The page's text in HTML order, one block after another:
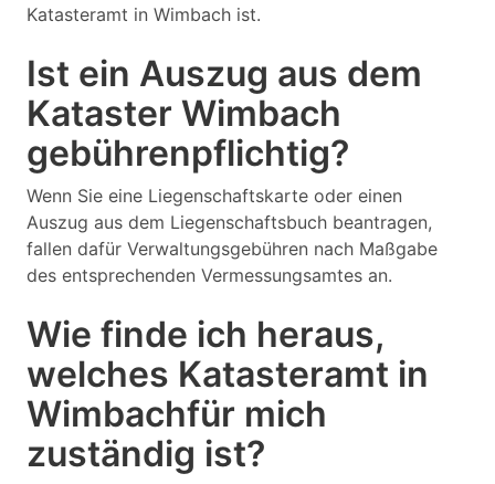
Katasteramt in Wimbach ist.
Ist ein Auszug aus dem
Kataster Wimbach
gebührenpflichtig?
Wenn Sie eine Liegenschaftskarte oder einen
Auszug aus dem Liegenschaftsbuch beantragen,
fallen dafür Verwaltungsgebühren nach Maßgabe
des entsprechenden Vermessungsamtes an.
Wie finde ich heraus,
welches Katasteramt in
Wimbachfür mich
zuständig ist?